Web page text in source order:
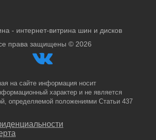
- интернет-витрина шин и дисков
права защищены © 2026
на сайте информация носит
характер и не является
определяемой положениями Статьи 437